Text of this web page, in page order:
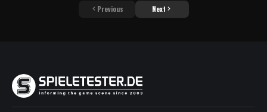
Previous Next